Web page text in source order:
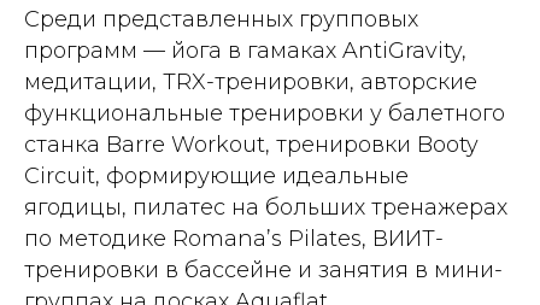
Среди представленных групповых
программ — йога в гамаках AntiGravity,
медитации, TRX-тренировки, авторские
функциональные тренировки у балетного
станка Barre Workout, тренировки Booty
Circuit, формирующие идеальные
ягодицы, пилатес на больших тренажерах
по методике Romana’s Pilates, ВИИТ-
тренировки в бассейне и занятия в мини-